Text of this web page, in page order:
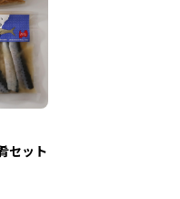
セット